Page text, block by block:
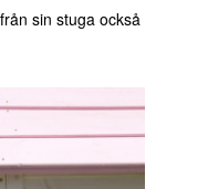
sin stuga också